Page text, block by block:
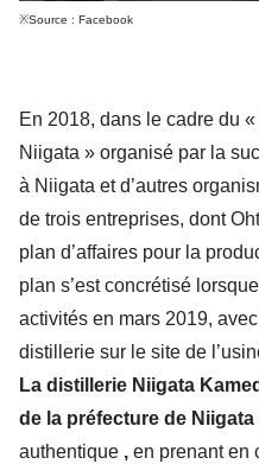
※Source : Facebook
En 2018, dans le cadre du
Niigata » organisé par la
à Niigata et d’autres
de trois entreprises, dont
plan d’affaires pour la
plan s’est concrétisé
activités en mars 2019,
distillerie sur le site de
La distillerie Niigata
de la préfecture de Niigata
authentique , en prenant en